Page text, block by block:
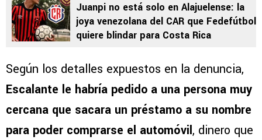
Juanpi no está solo en Alajuelense: la
joya venezolana del CAR que Fedefútbol
quiere blindar para Costa Rica
Según los detalles expuestos en la denuncia,
Escalante le habría pedido a una persona muy
cercana que sacara un préstamo a su nombre
para poder comprarse el automóvil, dinero que